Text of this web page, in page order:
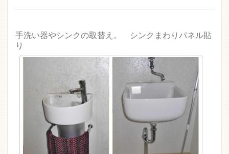
手洗い器やシンクの取替え。 シンクまわりパネル貼
り